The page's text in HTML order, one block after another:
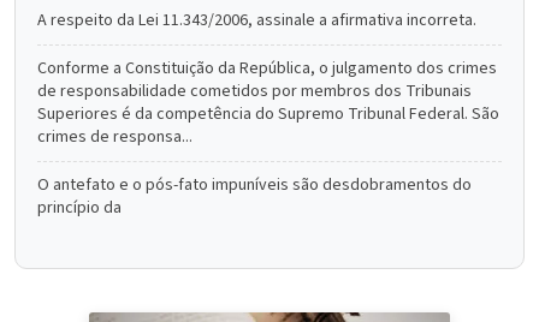
A respeito da Lei 11.343/2006, assinale a afirmativa incorreta.
Conforme a Constituição da República, o julgamento dos crimes
de responsabilidade cometidos por membros dos Tribunais
Superiores é da competência do Supremo Tribunal Federal. São
crimes de responsa...
O antefato e o pós-fato impuníveis são desdobramentos do
princípio da